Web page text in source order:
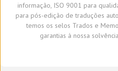
informação, ISO 9001 para
para pós-edição de traduções
temos os selos Trados e
garantias à nossa